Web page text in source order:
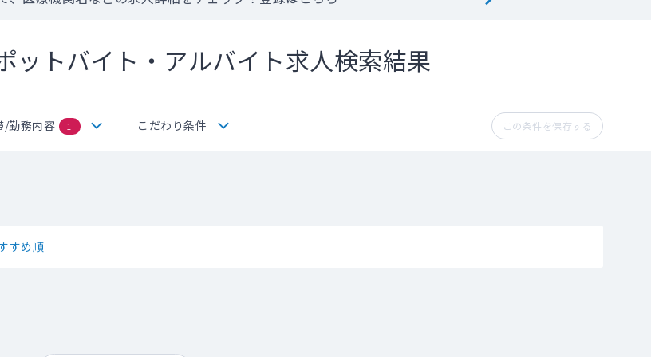
ットバイト・アルバイト求人検索結果
/勤務内容 1 こだわり条件 この条件を保存する
すめ順